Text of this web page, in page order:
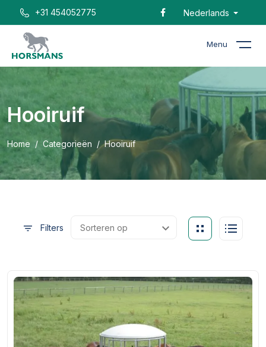
+31 454052775 Nederlands
Menu
Hooiruif
Home Categorieën Hooiruif
Filters